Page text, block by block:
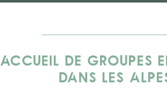
ACCUEIL DE GROUPES
DANS LES